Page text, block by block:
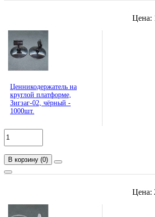
Цена:
Ценникодержатель на
круглой платформе,
Зигзаг-02, чёрный -
1000шт.
В корзину (0)
Цена: